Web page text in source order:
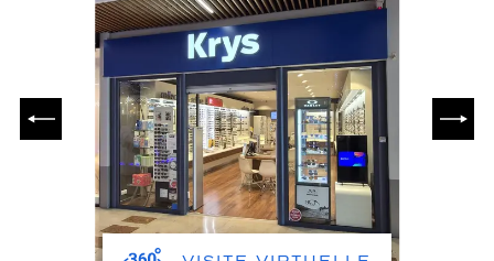
PRÉCÉDENT